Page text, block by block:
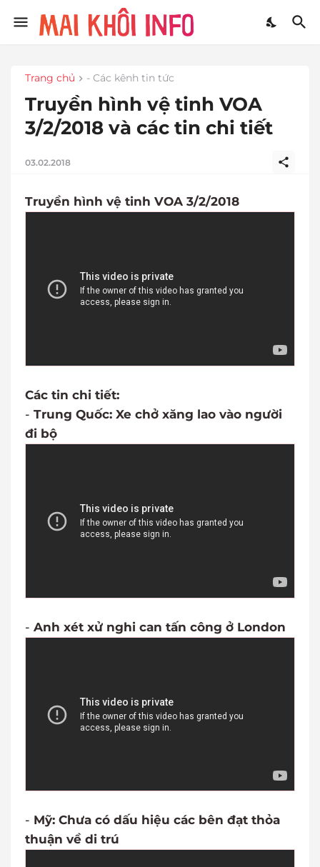
Trang chủ - Các kênh tin tức
Truyền hình vệ tinh VOA
3/2/2018 và các tin chi tiết
03.02.2018
Truyền hình vệ tinh VOA 3/2/2018
Các tin chi tiết:
- Trung Quốc: Xe chở xăng lao vào người
đi bộ
- Anh xét xử nghi can tấn công ở London
- Mỹ: Chưa có dấu hiệu các bên đạt thỏa
thuận về di trú